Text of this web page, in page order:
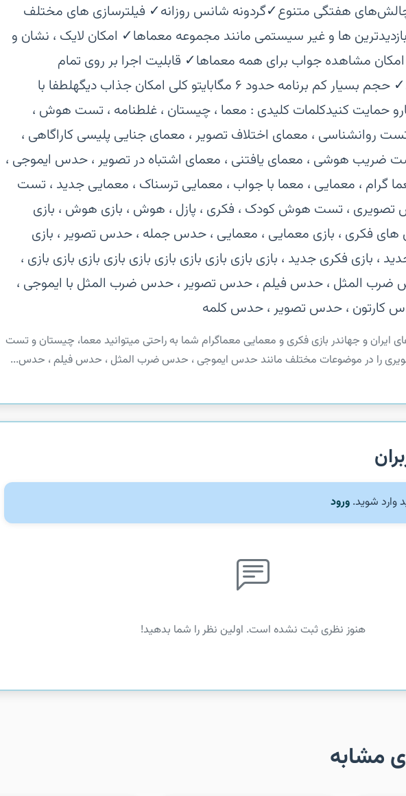
هفتگی متنوع‏✓گردونه شانس روزانه‏✓ فیلترسازی های مختلف
ها و غیر سیستمی مانند مجموعه معماها‏✓ امکان لایک ، نشان و
مشاهده جواب برای همه معماها‏✓ قابلیت اجرا بر روی تمام
نسخه‌های اندروید‏✓ حجم بسیار کم برنامه حدود ۶ مگابایت‏و کلی امکان جذاب دیگه‏لطفا با
حمایت کنید‏کلمات کلیدی : معما ، چیستان ، غلطنامه ، تست هوش ،
، معمای اختلاف تصویر ، معمای جنایی پلیسی کاراگاهی ،
ضریب هوشی ، معمای یافتنی ، معمای اشتباه در تصویر ، حدس ایموجی ،
گرام ، معمایی ، معما با جواب ، معمایی ترسناک ، معمایی جدید ، تست
، تست هوش کودک ، فکری ، پازل ، هوش ، بازی هوش ، بازی
های فکری ، بازی معمایی ، معمایی ، حدس جمله ، حدس تصویر ، بازی
، بازی فکری جدید ، بازی بازی بازی بازی بازی بازی بازی بازی بازی بازی ،
ضرب المثل ، حدس فیلم ، حدس تصویر ، حدس ضرب المثل با ایموجی ،
کارتون ، حدس تصویر ، حدس کلمه
ایران و جهان‏در بازی فکری و معمایی معماگرام شما به راحتی میتوانید معما، چیستان و تست
را در موضوعات مختلف مانند حدس ایموجی ، حدس ضرب المثل ، حدس فیلم ، حدس...
وارد شوید. ورود
هنوز نظری ثبت نشده است. اولین نظر را شما بدهید!
مشابه